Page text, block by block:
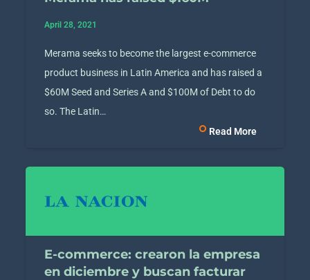
April 28, 2021
Merama seeks to become the largest e-commerce
product business in Latin America and has raised a
$60M Seed and Series A and $100M of Debt to do
so. The Latin…
Read More
E-commerce: crearon la empresa
en diciembre y buscan facturar